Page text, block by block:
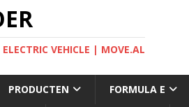
VEHICLE | MOVE.AL
PRODUCTEN FORMULA E